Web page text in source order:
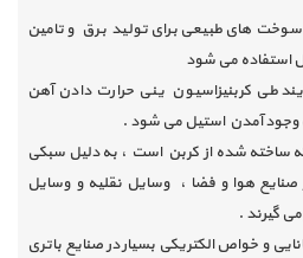
های طبیعی برای تولید برق و تامین
می شود
طی کربنیزاسیون ینی حرارت دادن آهن
وجود آمدن استیل می شود .
ساخته شده از کربن است ، به دلیل سبکی
صنایع هوا و فضا ، وسایل نقلیه و وسایل
گیرند .
و خواص الکتریکی بسیار در صنایع باتری